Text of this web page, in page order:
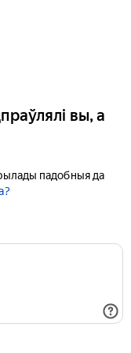
вы, а
падобныя да